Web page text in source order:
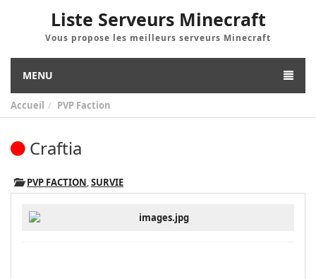
Liste Serveurs Minecraft
Vous propose les meilleurs serveurs Minecraft
MENU
Accueil PVP Faction
Craftia
PVP FACTION,SURVIE